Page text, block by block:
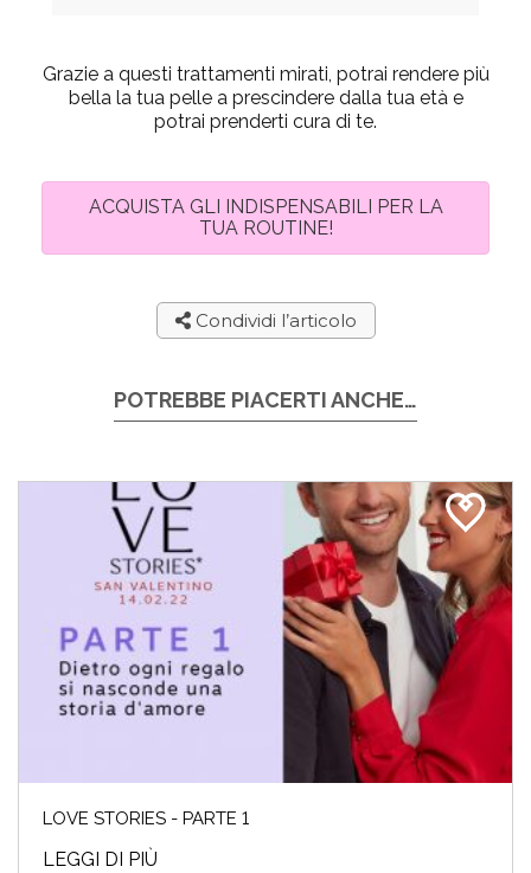
Grazie a questi trattamenti mirati, potrai rendere più
bella la tua pelle a prescindere dalla tua età e
potrai prenderti cura di te.
ACQUISTA GLI INDISPENSABILI PER LA
TUA ROUTINE!
Condividi l’articolo
POTREBBE PIACERTI ANCHE…
LOVE STORIES - PARTE 1
LEGGI DI PIÙ